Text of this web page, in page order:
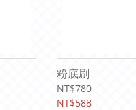
粉底刷
NT$780
NT$588